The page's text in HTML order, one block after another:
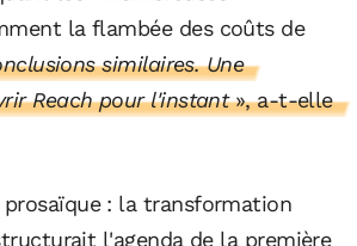
la flambée des coûts de
similaires. Une
Reach pour l'instant», a-t-elle
: la transformation
l'agenda de la première